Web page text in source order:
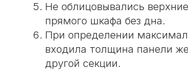
Не облицовывались
прямого шкафа без дна.
При определении
входила толщина панели
другой секции.